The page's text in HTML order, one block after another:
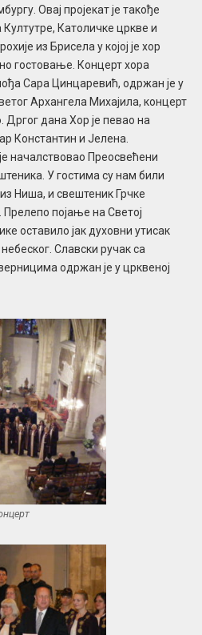
Овај пројекат је такође
Католичке цркве и
из Брисела у којој је хор
гостовање. Концерт хора
Сара Цинцаревић, одржан је у
Архангела Михајила, концерт
дана Хор је певао на
Константин и Јелена.
началствовао Преосвећени
У гостима су нам били
Ниша, и свештеник Грчке
Прелепо појање на Светој
оставило јак духовни утисак
Славски ручак са
одржан је у црквеној